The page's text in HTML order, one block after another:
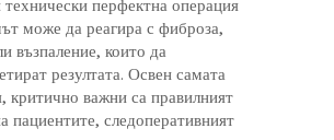
перфектна операция
може да реагира с фиброза,
възпаление, които да
резултата. Освен самата
критично важни са правилният
пациентите, следоперативният